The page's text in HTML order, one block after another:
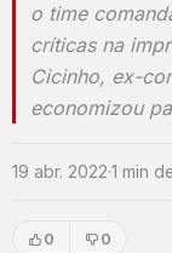
o time
críticas na
Cicinho, ex-
economizou
19 abr. 2022·1 min
0 0